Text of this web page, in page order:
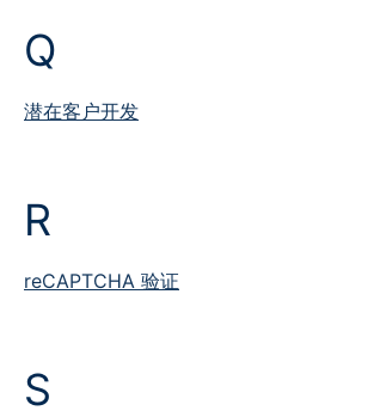
Q
潜在客户开发
R
reCAPTCHA 验证
S